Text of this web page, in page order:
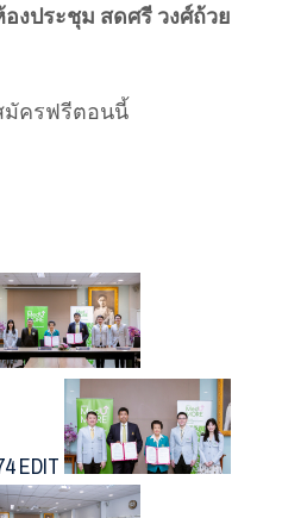
องประชุม สดศรี วงศ์ถ้วย
สมัครฟรีตอนนี้
EDIT